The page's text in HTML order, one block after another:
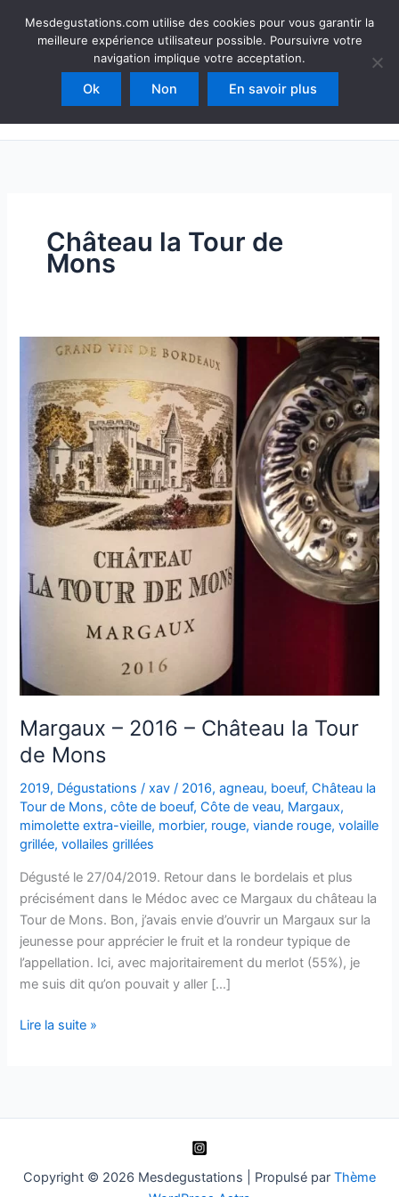
Mesdegustations
Dégustations, accords & autour du vin
Rechercher
Château la Tour de
Mons
Margaux – 2016 – Château la Tour
de Mons
2019, Dégustations /xav/ 2016,agneau, boeuf,Château la
Tour de Mons,côte de boeuf,Côte de veau, Margaux,
mimolette extra-vieille, morbier, rouge,viande rouge,volaille
grillée,vollailes grillées
Dégusté le 27/04/2019. Retour dans le bordelais et plus
précisément dans le Médoc avec ce Margaux du château la
Tour de Mons. Bon, j’avais envie d’ouvrir un Margaux sur la
jeunesse pour apprécier le fruit et la rondeur typique de
l’appellation. Ici, avec majoritairement du merlot (55%), je
me suis dit qu’on pouvait y aller […]
Margaux
de
Lire la suite »
Copyright © 2026 Mesdegustations | Propulsé par Thème
Mesdegustations.com utilise des cookies pour vous garantir la
meilleure expérience utilisateur possible. Poursuivre votre
navigation implique votre acceptation.
Ok Non En savoir plus